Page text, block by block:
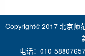
Copyright© 2017 北京师
电话：010-